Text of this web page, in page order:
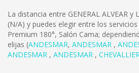
La distancia entre GENERAL ALVEAR y
(N/A) y puedes elegir entre los
Premium 180°, Salón Cama;
elijas (ANDESMAR, ANDESMAR ,
ANDESMAR , ANDESMAR ,